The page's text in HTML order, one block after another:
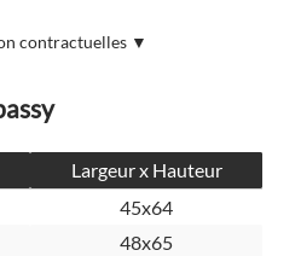
contractuelles ▼
Largeur x Hauteur
45x64
48x65